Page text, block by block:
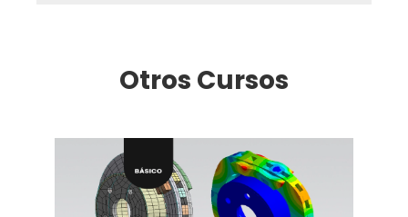
Otros Cursos